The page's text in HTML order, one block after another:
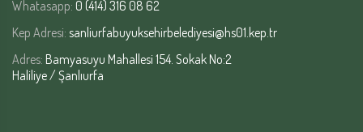
Whatasapp: 0 (414) 316 08 62
Kep Adresi: sanliurfabuyuksehirbelediyesi@hs01.kep.tr
Adres: Bamyasuyu Mahallesi 154. Sokak No:2
Haliliye / Şanlıurfa